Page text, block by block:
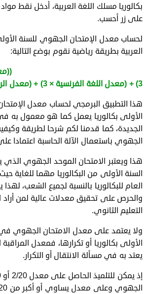
بكالوريا مسلك اللغة العربية، أدخل نقط
على زر أحسب.
لحساب معدل الإمتحان الجهوي للسنة
العربية بطريقة رياضية نقوم بوضع التالية:
3) + (معدل اللغة الفرنسية × 3) + (معدل الرياضيات × 1)) ÷7
هذا التطبيق البرمجي لحساب معدل
الأولى بكالوريا يعمل كما هو معمول به
الجديدة، كما قدمنا لكم شرحا لطريقة
الجهوي باستعمال الآلة الحاسبة اعتمادا
هذا ويعتبر الامتحان الموحد الجهوي الذي
السنة الأولى من البكالوريا مهما للغاية
العام للبكالوريا بالنسبة لجميع الشعب،
والحرص على تحقيق معدلات عالية لمن
التعليم الثانوي.
ولا يعتمد على معدل الامتحان الجهوي في
الأولى بكالوريا أو تكرارها، فمعدل
يعتد به في مسألة الانتقال أو التكرار.